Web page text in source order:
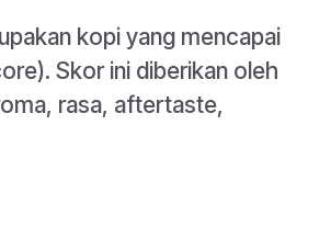
kopi yang mencapai
Skor ini diberikan oleh
rasa, aftertaste,